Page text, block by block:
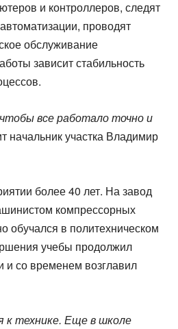
и контроллеров, следят
проводят
обслуживание
зависит стабильность
все работало точно и
начальник участка Владимир
более 40 лет. На завод
компрессорных
обучался в политехническом
учебы продолжил
и со временем возглавил
к технике. Еще в школе